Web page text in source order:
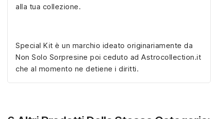
alla tua collezione.
Special Kit è un marchio ideato originariamente da
Non Solo Sorpresine poi ceduto ad Astrocollection.it
che al momento ne detiene i diritti.